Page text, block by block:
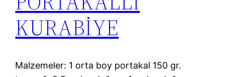
KURABİYE
Malzemeler: 1 orta boy portakal 150 gr.